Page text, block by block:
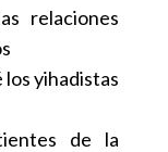
relaciones
yihadistas
de la